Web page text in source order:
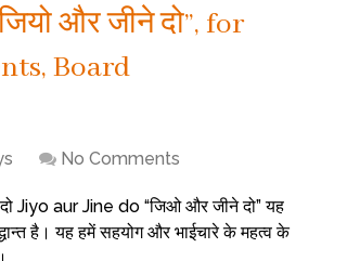
और जीने दो”, for
Board
No Comments
Jiyo aur Jine do “जिओ और जीने दो” यह
है। यह हमें सहयोग और भाईचारे के महत्व के